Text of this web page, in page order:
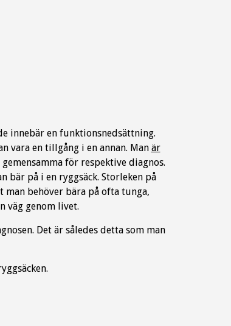
innebär en funktionsnedsättning.
vara en tillgång i en annan. Man är
för respektive diagnos.
bär på i en ryggsäck. Storleken på
behöver bära på ofta tunga,
väg genom livet.
Det är således detta som man